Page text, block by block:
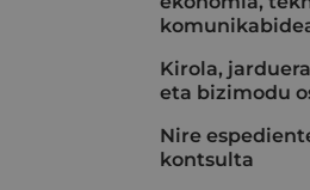
Kirola,
eta bizimodu
Nire
kontsulta